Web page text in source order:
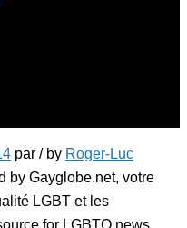
par / by Roger-Luc
by Gayglobe.net, votre
LGBT et les
for LGBTQ news